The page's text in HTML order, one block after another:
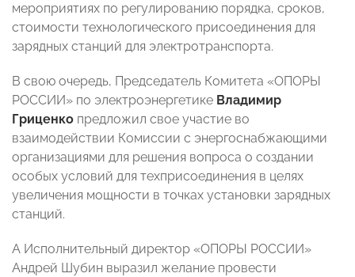
мероприятиях по регулированию порядка, сроков,
стоимости технологического присоединения для
зарядных станций для электротранспорта.
В свою очередь, Председатель Комитета «ОПОРЫ
РОССИИ» по электроэнергетике Владимир
Гриценко предложил свое участие во
взаимодействии Комиссии с энергоснабжающими
организациями для решения вопроса о создании
особых условий для техприсоединения в целях
увеличения мощности в точках установки зарядных
станций.
А Исполнительный директор «ОПОРЫ РОССИИ»
Андрей Шубин выразил желание провести